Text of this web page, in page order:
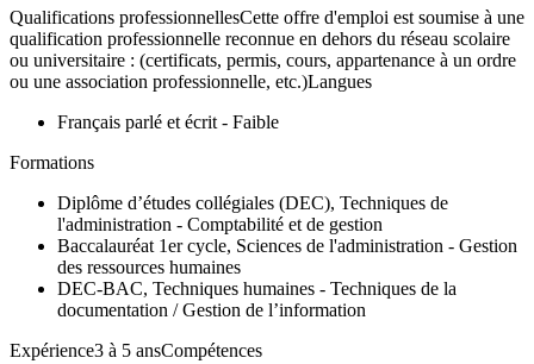
Qualifications professionnellesCette offre d'emploi est soumise à une
qualification professionnelle reconnue en dehors du réseau scolaire
ou universitaire : (certificats, permis, cours, appartenance à un ordre
ou une association professionnelle, etc.)Langues
Français parlé et écrit - Faible
Formations
Diplôme d’études collégiales (DEC), Techniques de
l'administration - Comptabilité et de gestion
Baccalauréat 1er cycle, Sciences de l'administration - Gestion
des ressources humaines
DEC-BAC, Techniques humaines - Techniques de la
documentation / Gestion de l’information
Expérience3 à 5 ansCompétences